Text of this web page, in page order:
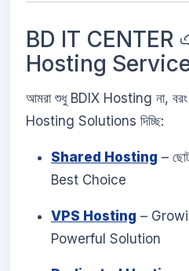
BD IT CENTER
Hosting
আমরা শুধু BDIX Hosting না, বরং
Hosting Solutions দিচ্ছি:
Shared Hosting –
Best Choice
VPS Hosting –
Powerful Solution